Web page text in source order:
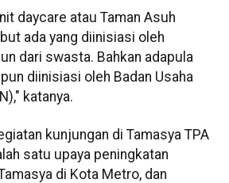
daycare atau Taman Asuh
ada yang diinisiasi oleh
dari swasta. Bahkan adapula
diinisiasi oleh Badan Usaha
katanya.
kunjungan di Tamasya TPA
satu upaya peningkatan
di Kota Metro, dan